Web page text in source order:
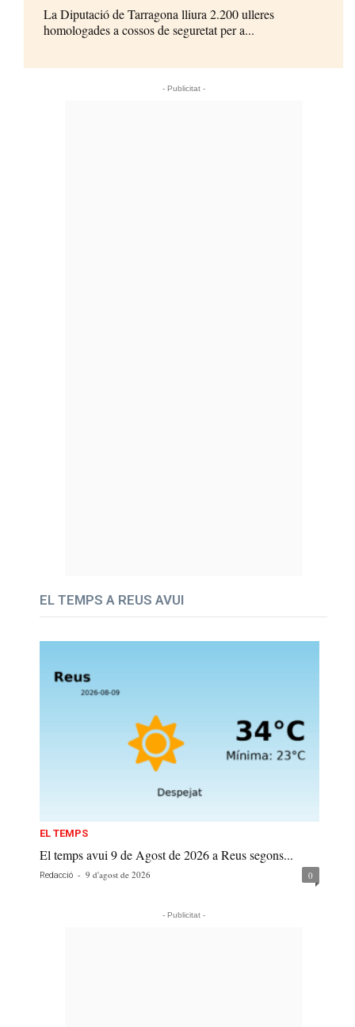
La Diputació de Tarragona lliura 2.200 ulleres
homologades a cossos de seguretat per a...
- Publicitat -
EL TEMPS A REUS AVUI
EL TEMPS
El temps avui 9 de Agost de 2026 a Reus segons...
Redacció - 9 d'agost de 2026 0
- Publicitat -